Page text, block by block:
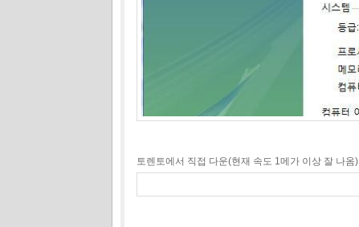
토렌토에서 직접 다운(현재 속도 1메가 이상 잘 나옴)